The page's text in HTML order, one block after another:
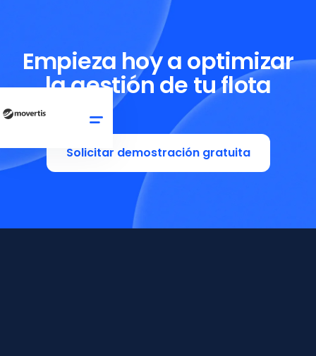
Empieza hoy a optimizar
la gestión de tu flota
Solicitar demostración gratuita